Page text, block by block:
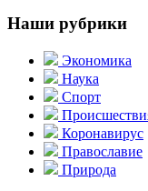
Наши рубрики
Экономика
Наука
Спорт
Коронавирус
Православие
Природа